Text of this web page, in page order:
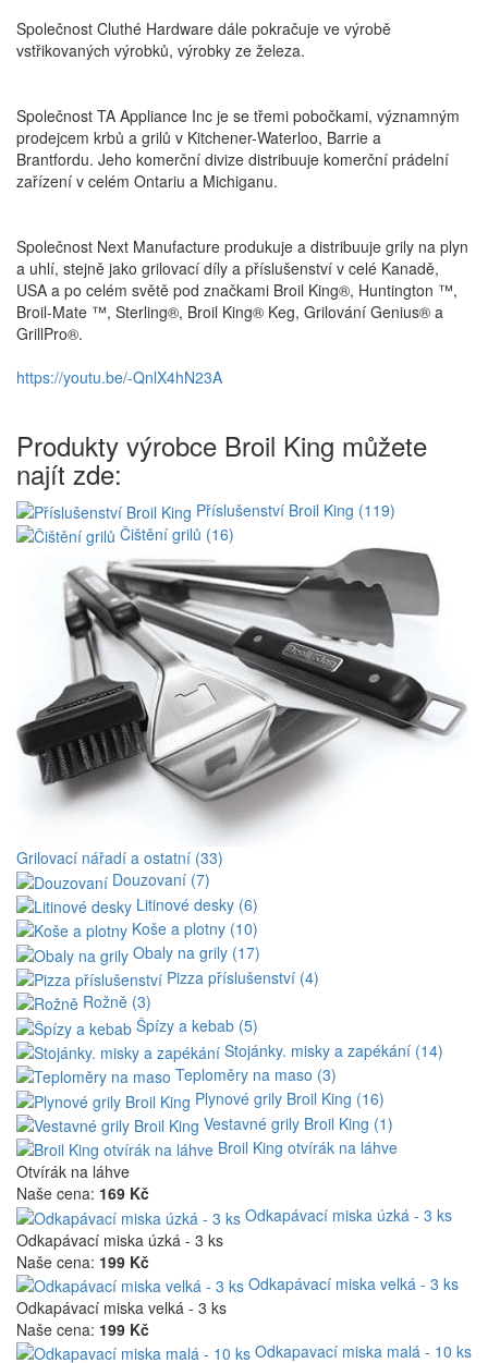
Společnost Cluthé Hardware dále pokračuje ve výrobě
vstřikovaných výrobků, výrobky ze železa.
Společnost TA Appliance Inc je se třemi pobočkami, významným
prodejcem krbů a grilů v Kitchener-Waterloo, Barrie a
Brantfordu. Jeho komerční divize distribuuje komerční prádelní
zařízení v celém Ontariu a Michiganu.
Společnost Next Manufacture produkuje a distribuuje grily na plyn
a uhlí, stejně jako grilovací díly a příslušenství v celé Kanadě,
USA a po celém světě pod značkami Broil King®, Huntington ™,
Broil-Mate ™, Sterling®, Broil King® Keg, Grilování Genius® a
GrillPro®.
https://youtu.be/-QnlX4hN23A
Produkty výrobce Broil King můžete
najít zde:
Příslušenství Broil King (119)
Čištění grilů (16)
Grilovací nářadí a ostatní (33)
Douzovaní (7)
Litinové desky (6)
Koše a plotny (10)
Obaly na grily (17)
Pizza příslušenství (4)
Rožně (3)
Špízy a kebab (5)
Stojánky. misky a zapékání (14)
Teploměry na maso (3)
Plynové grily Broil King (16)
Vestavné grily Broil King (1)
Broil King otvírák na láhve
Otvírák na láhve
Naše cena: 169 Kč
Odkapávací miska úzká - 3 ks
Odkapávací miska úzká - 3 ks
Naše cena: 199 Kč
Odkapávací miska velká - 3 ks
Odkapávací miska velká - 3 ks
Naše cena: 199 Kč
Odkapavací miska malá - 10 ks